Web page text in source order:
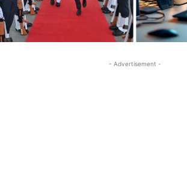
- Advertisement -